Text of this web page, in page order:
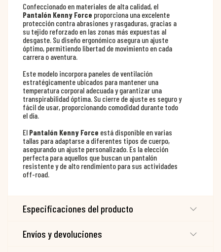
Confeccionado en materiales de alta calidad, el
Pantalón Kenny Force proporciona una excelente
protección contra abrasiones y rasgaduras, gracias a
su tejido reforzado en las zonas más expuestas al
desgaste. Su diseño ergonómico asegura un ajuste
óptimo, permitiendo libertad de movimiento en cada
carrera o aventura.
Este modelo incorpora paneles de ventilación
estratégicamente ubicados para mantener una
temperatura corporal adecuada y garantizar una
transpirabilidad óptima. Su cierre de ajuste es seguro y
fácil de usar, proporcionando comodidad durante todo
el día.
El Pantalón Kenny Force está disponible en varias
tallas para adaptarse a diferentes tipos de cuerpo,
asegurando un ajuste personalizado. Es la elección
perfecta para aquellos que buscan un pantalón
resistente y de alto rendimiento para sus actividades
off-road.
Especificaciones del producto
Envíos y devoluciones